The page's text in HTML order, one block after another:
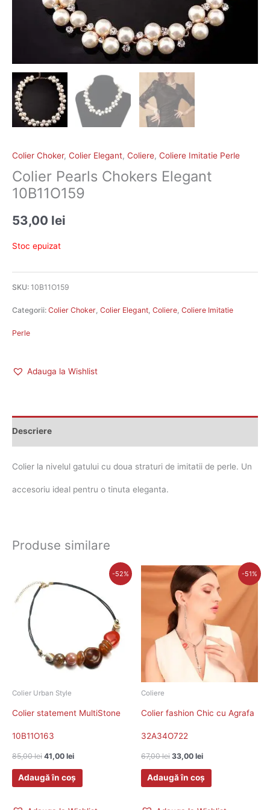
Colier Choker, Colier Elegant, Coliere, Coliere Imitatie Perle
Colier Pearls Chokers Elegant
10B11O159
53,00 lei
Stoc epuizat
SKU: 10B11O159
Categorii: Colier Choker, Colier Elegant, Coliere, Coliere Imitatie
Perle
Adauga la Wishlist
Descriere
Colier la nivelul gatului cu doua straturi de imitatii de perle. Un
accesoriu ideal pentru o tinuta eleganta.
Produse similare
-52%
Colier Urban Style
Colier statement MultiStone
10B11O163
85,00lei
a
41,00 lei
este:
41,00 lei.
Adaugă în coș
-51%
Coliere
Colier fashion Chic cu Agrafa
32A34O722
67,00lei
Prețul
inițial
fost:
67,00 lei.
33,00 lei
Prețul
curent
este:
33,00 lei.
Adaugă în coș